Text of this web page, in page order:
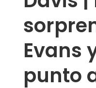
Evans
punto